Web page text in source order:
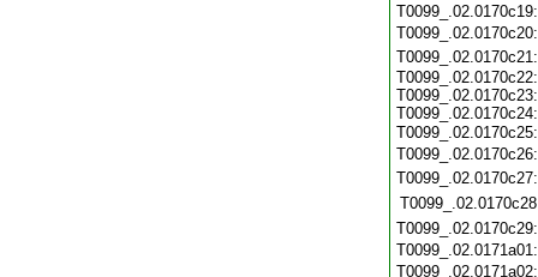
T0099_.02.0170c22:
T0099_.02.0170c23:
T0099_.02.0170c24: